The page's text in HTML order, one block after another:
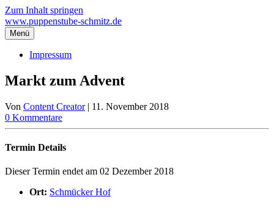
Zum Inhalt springen
www.puppenstube-schmitz.de
Menü
Impressum
Markt zum Advent
Von Content Creator | 11. November 2018
0 Kommentare
Termin Details
Dieser Termin endet am 02 Dezember 2018
Ort: Schmücker Hof